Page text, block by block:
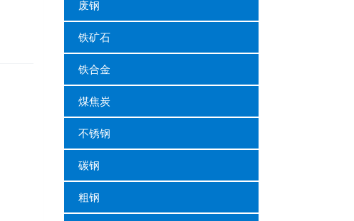
废钢
铁矿石
铁合金
煤焦炭
不锈钢
碳钢
粗钢